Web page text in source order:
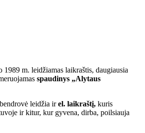
m. leidžiamas laikraštis, daugiausia
spaudinys „Alytaus
leidžia irel. laikraštį, kuris
ir kitur, kur gyvena, dirba, poilsiauja